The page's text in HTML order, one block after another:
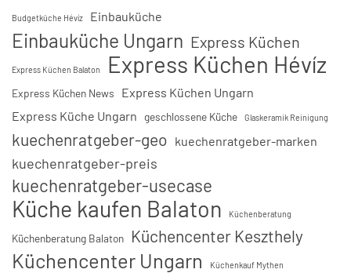
Budgetküche Hévíz Einbauküche
Einbauküche Ungarn Express Küchen
Express Küchen Balaton Express Küchen Hévíz
Express Küchen News
Express Küchen Ungarn
Express Küche Ungarn geschlossene Küche Glaskeramik Reinigung
kuechenratgeber-geo kuechenratgeber-marken
kuechenratgeber-preis
kuechenratgeber-usecase
Küche kaufen Balaton Küchenberatung
Küchenberatung Balaton Küchencenter Keszthely
Küchencenter Ungarn Küchenkauf Mythen